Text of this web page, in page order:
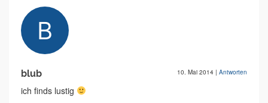
blub 10. Mai 2014 | Antworten
ich finds lustig